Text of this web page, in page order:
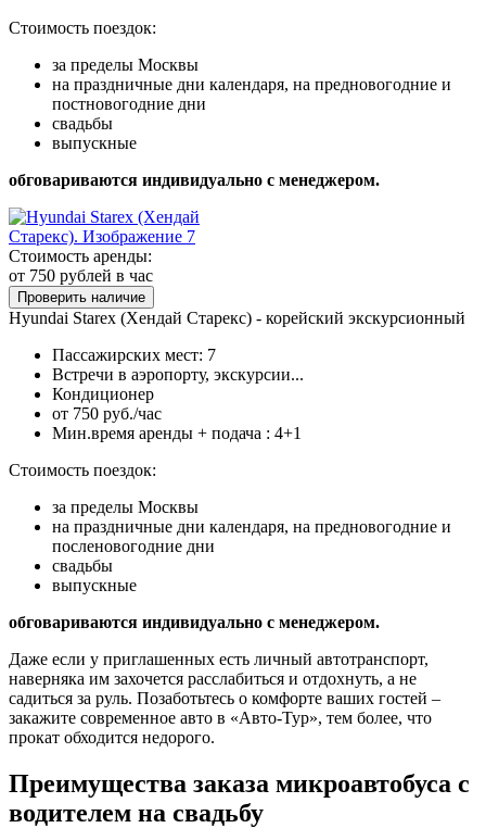
Стоимость поездок:
за пределы Москвы
на праздничные дни календаря, на предновогодние и
постновогодние дни
свадьбы
выпускные
обговариваются индивидуально с менеджером.
Стоимость аренды:
от 750 рублей в час
Проверить наличие
Hyundai Starex (Хендай Старекс) - корейский экскурсионный
Пассажирских мест: 7
Встречи в аэропорту, экскурсии...
Кондиционер
от 750 руб./час
Мин.время аренды + подача : 4+1
Стоимость поездок:
за пределы Москвы
на праздничные дни календаря, на предновогодние и
посленовогодние дни
свадьбы
выпускные
обговариваются индивидуально с менеджером.
Даже если у приглашенных есть личный автотранспорт,
наверняка им захочется расслабиться и отдохнуть, а не
садиться за руль. Позаботьтесь о комфорте ваших гостей –
закажите современное авто в «Авто-Тур», тем более, что
прокат обходится недорого.
Преимущества заказа микроавтобуса с
водителем на свадьбу